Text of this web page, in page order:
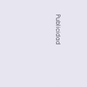
Publicidad